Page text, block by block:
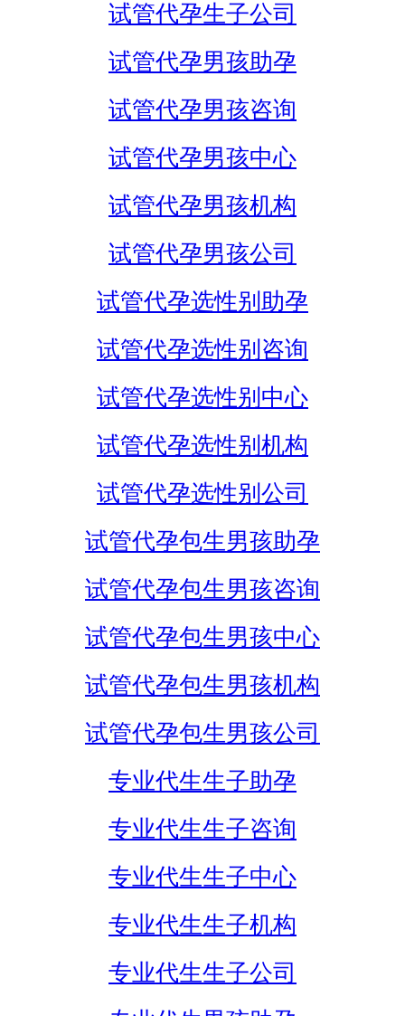
试管代孕生子公司
试管代孕男孩助孕
试管代孕男孩咨询
试管代孕男孩中心
试管代孕男孩机构
试管代孕男孩公司
试管代孕选性别助孕
试管代孕选性别咨询
试管代孕选性别中心
试管代孕选性别机构
试管代孕选性别公司
试管代孕包生男孩助孕
试管代孕包生男孩咨询
试管代孕包生男孩中心
试管代孕包生男孩机构
试管代孕包生男孩公司
专业代生生子助孕
专业代生生子咨询
专业代生生子中心
专业代生生子机构
专业代生生子公司